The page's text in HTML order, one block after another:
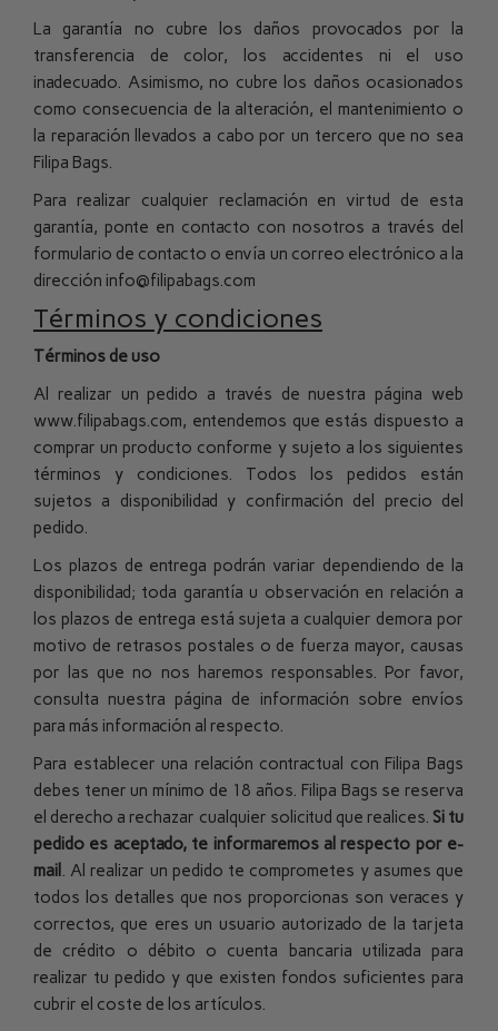
La garantía no cubre los daños provocados por la
transferencia de color, los accidentes ni el uso
inadecuado. Asimismo, no cubre los daños ocasionados
como consecuencia de la alteración, el mantenimiento o
la reparación llevados a cabo por un tercero que no sea
Filipa Bags.
Para realizar cualquier reclamación en virtud de esta
garantía, ponte en contacto con nosotros a través del
formulario de contacto o envía un correo electrónico a la
dirección info@filipabags.com
Términos y condiciones
Términos de uso
Al realizar un pedido a través de nuestra página web
www.filipabags.com, entendemos que estás dispuesto a
comprar un producto conforme y sujeto a los siguientes
términos y condiciones. Todos los pedidos están
sujetos a disponibilidad y confirmación del precio del
pedido.
Los plazos de entrega podrán variar dependiendo de la
disponibilidad; toda garantía u observación en relación a
los plazos de entrega está sujeta a cualquier demora por
motivo de retrasos postales o de fuerza mayor, causas
por las que no nos haremos responsables. Por favor,
consulta nuestra página de información sobre envíos
para más información al respecto.
Para establecer una relación contractual con Filipa Bags
debes tener un mínimo de 18 años. Filipa Bags se reserva
el derecho a rechazar cualquier solicitud que realices. Si tu
pedido es aceptado, te informaremos al respecto por e-
mail . Al realizar un pedido te comprometes y asumes que
todos los detalles que nos proporcionas son veraces y
correctos, que eres un usuario autorizado de la tarjeta
de crédito o débito o cuenta bancaria utilizada para
realizar tu pedido y que existen fondos suficientes para
cubrir el coste de los artículos.